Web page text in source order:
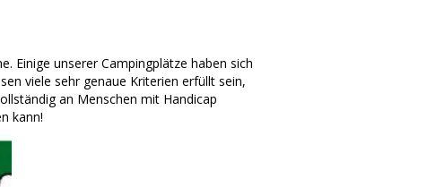
Einige unserer Campingplätze haben sich
viele sehr genaue Kriterien erfüllt sein,
an Menschen mit Handicap
kann!